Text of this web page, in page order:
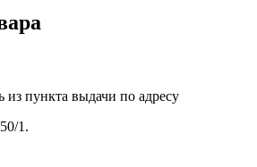
пункта выдачи по адресу
1.